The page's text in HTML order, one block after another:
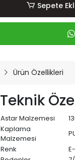
Sepete
Ürün Özellikleri
Teknik
Astar Malzemesi
Kaplama
Malzemesi
Renk